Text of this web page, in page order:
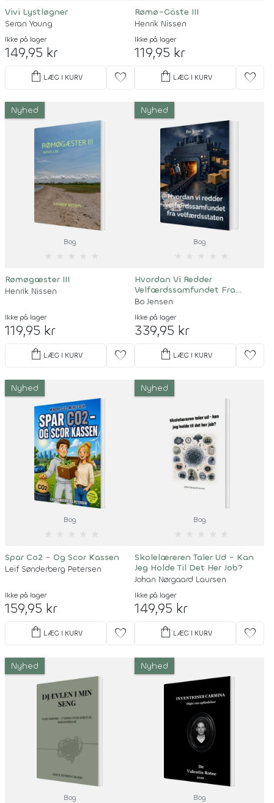
Vivi Lystløgner
Seran Young
Ikke på lager
149,95 kr
shopping_bag LÆG I KURV favorite
Rømø-Gäste III
Henrik Nissen
Ikke på lager
119,95 kr
shopping_bag LÆG I KURV favorite
Nyhed
Bog
Rømøgæster III
Henrik Nissen
Ikke på lager
119,95 kr
shopping_bag LÆG I KURV favorite
Nyhed
Bog
Hvordan Vi Redder
Velfærdssamfundet Fra
Velfærdsstaten
Bo Jensen
Ikke på lager
339,95 kr
shopping_bag LÆG I KURV favorite
Nyhed
Bog
Spar Co2 - Og Scor Kassen
Leif Sønderberg Petersen
Ikke på lager
159,95 kr
shopping_bag LÆG I KURV favorite
Nyhed
Bog
Skolelæreren Taler Ud - Kan
Jeg Holde Til Det Her Job?
Johan Nørgaard Laursen
Ikke på lager
149,95 kr
shopping_bag LÆG I KURV favorite
Nyhed
Bog
Nyhed
Bog